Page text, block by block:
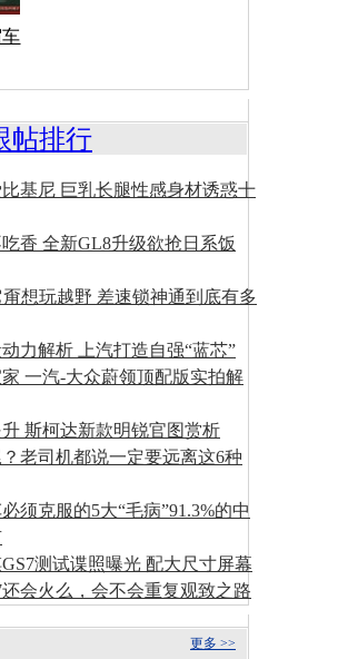
帖排行
基尼 巨乳长腿性感身材诱惑十
香 全新GL8升级欲抢日系饭
想玩越野 差速锁神通到底有多
力解析 上汽打造自强“蓝芯”
一汽-大众蔚领顶配版实拍解
斯柯达新款明锐官图赏析
老司机都说一定要远离这6种
须克服的5大“毛病”91.3%的中
测试谍照曝光 配大尺寸屏幕
还会火么，会不会重复观致之路
更多 >>